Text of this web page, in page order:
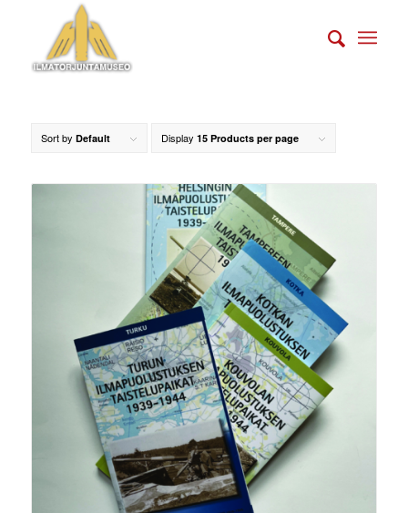
Sort by Default Display 15 Products per page